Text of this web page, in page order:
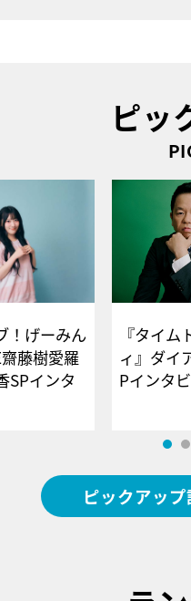
ピッ
！げーみん
藤樹愛羅
SPインタ
『タイ
ィ』ダイ
Pイン
ピックアッ